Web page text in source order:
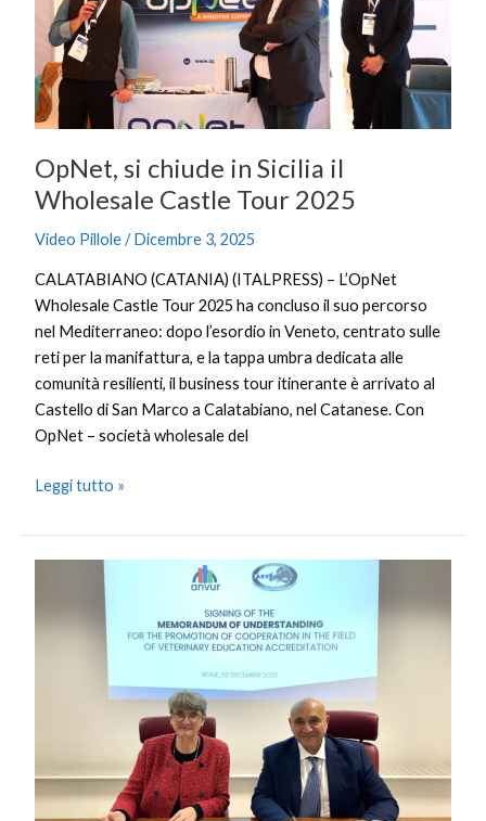
OpNet, si chiude in Sicilia il
Wholesale Castle Tour 2025
Video Pillole/Dicembre 3, 2025
CALATABIANO (CATANIA) (ITALPRESS) – L’OpNet
Wholesale Castle Tour 2025 ha concluso il suo percorso
nel Mediterraneo: dopo l’esordio in Veneto, centrato sulle
reti per la manifattura, e la tappa umbra dedicata alle
comunità resilienti, il business tour itinerante è arrivato al
Castello di San Marco a Calatabiano, nel Catanese. Con
OpNet – società wholesale del
Sicilia
Wholesale
Castle
Tour
Leggi tutto »
valutazione
in
Medicina